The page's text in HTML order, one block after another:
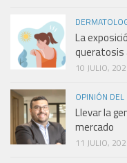
La
queratosis
10 JULIO,
OPINIÓN DEL
Llevar la
mercado
11 JULIO,